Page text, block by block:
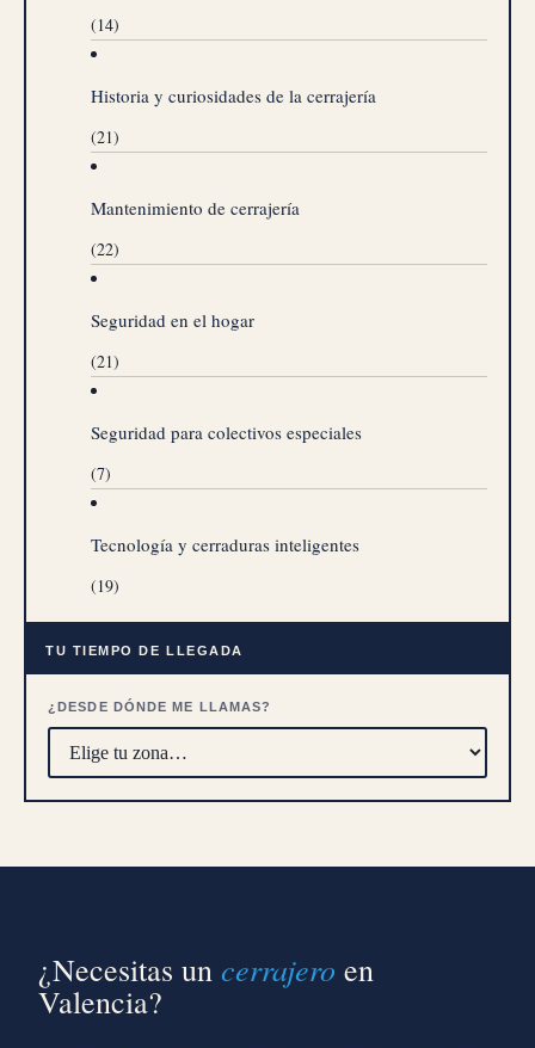
(14)
Historia y curiosidades de la cerrajería
(21)
Mantenimiento de cerrajería
(22)
Seguridad en el hogar
(21)
Seguridad para colectivos especiales
(7)
Tecnología y cerraduras inteligentes
(19)
TU TIEMPO DE LLEGADA
¿DESDE DÓNDE ME LLAMAS?
¿Necesitas un cerrajero en
Valencia?